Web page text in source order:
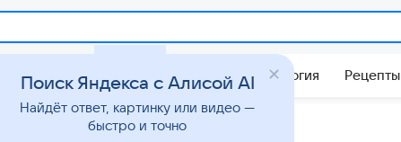
Гороскопы Стиль жизни Психология Рецепты
Поиск Яндекса с Алисой AI
Найдёт ответ, картинку или видео —
быстро и точно